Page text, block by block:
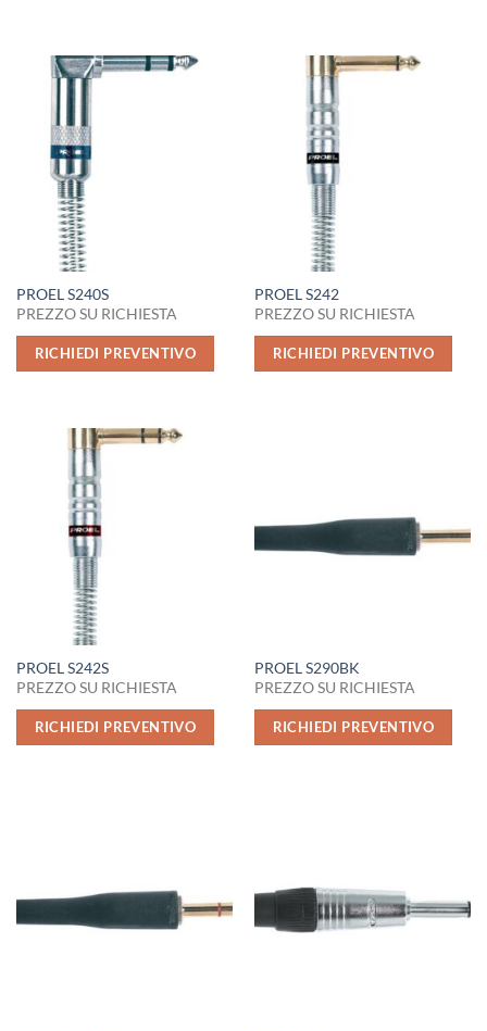
PROEL S240S
PREZZO SU RICHIESTA
RICHIEDI PREVENTIVO
PROEL S242
PREZZO SU RICHIESTA
RICHIEDI PREVENTIVO
PROEL S242S
PREZZO SU RICHIESTA
RICHIEDI PREVENTIVO
PROEL S290BK
PREZZO SU RICHIESTA
RICHIEDI PREVENTIVO